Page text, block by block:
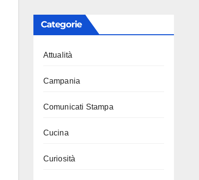
Categorie
Attualità
Campania
Comunicati Stampa
Cucina
Curiosità